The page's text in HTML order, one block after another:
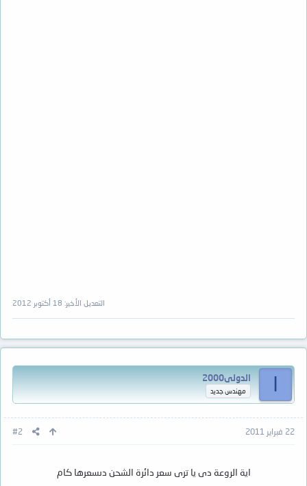
التعديل الأخير: 18 أكتوبر 2012
الدولى2000
مهندس جديد
22 فبراير 2011 #2
اية الروعة دى يا ترى سعر دائرة الشحن دىسعرها كام